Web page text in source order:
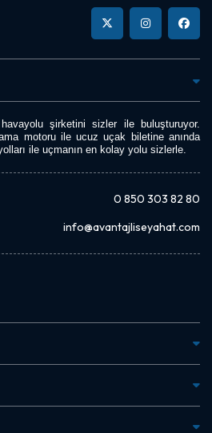
şirketini sizler ile buluşturuyor.
motoru ile ucuz uçak biletine anında
ile uçmanın en kolay yolu sizlerle.
0 850 303 82 80
info@avantajliseyahat.com